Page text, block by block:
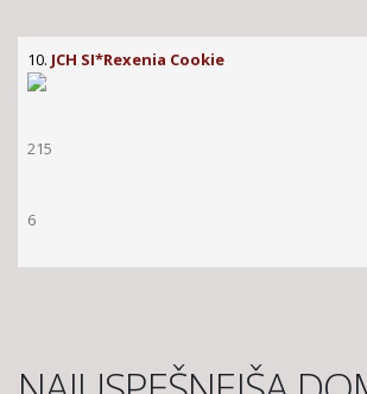
10. JCH SI*Rexenia Cookie
215
6